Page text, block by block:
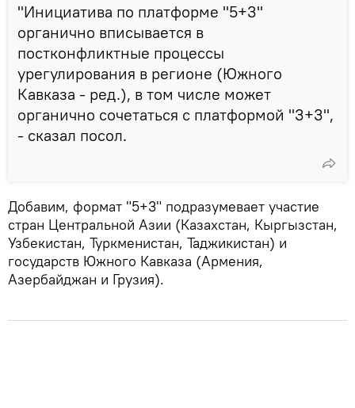
"Инициатива по платформе "5+3"
органично вписывается в
постконфликтные процессы
урегулирования в регионе (Южного
Кавказа - ред.), в том числе может
органично сочетаться с платформой "3+3",
- сказал посол.
Добавим, формат "5+3" подразумевает участие
стран Центральной Азии (Казахстан, Кыргызстан,
Узбекистан, Туркменистан, Таджикистан) и
государств Южного Кавказа (Армения,
Азербайджан и Грузия).